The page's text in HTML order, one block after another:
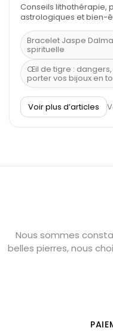
Conseils lithothérapie,
astrologiques et bien-
Bracelet Jaspe
spirituelle
Œil de tigre :
porter vos bijoux en
À quel poignet porter
Découvrez le
Bienfaits de la
L’améthyste est-elle
Chrysocolle : pierre
Obsidienne dorée :
Véritable citrine
Où placer la citrine
Voir plus d’articles
Nous sommes
belles pierres, nous